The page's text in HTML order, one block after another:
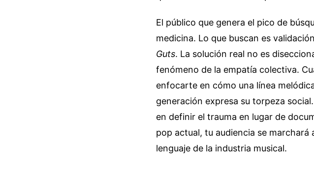
El público que genera el pico de
medicina. Lo que buscan es
Guts. La solución real no es
fenómeno de la empatía colectiva.
enfocarte en cómo una línea
generación expresa su torpeza
en definir el trauma en lugar de
pop actual, tu audiencia se marchará
lenguaje de la industria musical.